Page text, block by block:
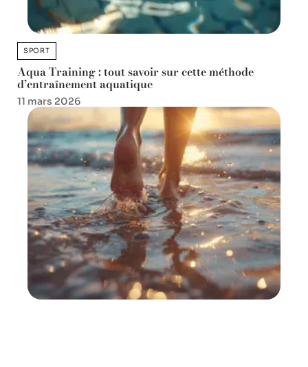
SPORT
Aqua Training : tout savoir sur cette méthode
d’entraînement aquatique
11 mars 2026